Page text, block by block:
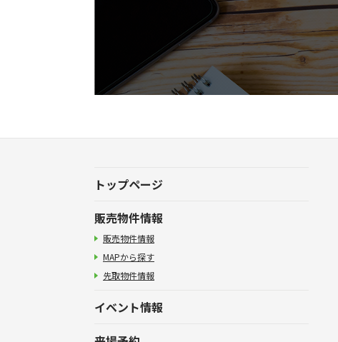
トップページ
販売物件情報
販売物件情報
MAPから探す
先取物件情報
イベント情報